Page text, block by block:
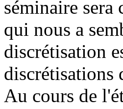
séminaire sera
qui nous a
discrétisation
discrétisations
Au cours de